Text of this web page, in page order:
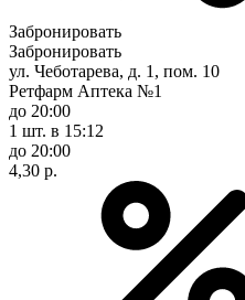
Забронировать
Забронировать
ул. Чеботарева, д. 1, пом. 10
Ретфарм Аптека №1
до 20:00
1 шт. в 15:12
до 20:00
4,30 р.